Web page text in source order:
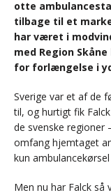
otte
tilbage til et
har været i
med Region
for forlængelse i
Sverige var et af de
til, og hurtigt fik
de svenske regioner
omfang hjemtaget
kun
Men nu har Falck